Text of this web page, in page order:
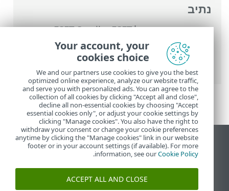
נתיב
העזרה המקוונת של ESET >
ESET Small
Business Security
>
עבודה עם ESET Small
Business Security
>הגדרות מתקדמות
הגנות
>בקרת התקנים > ניטור המיקרופון
הצג את האתר למחשב
End of Life
מאגר הידע של ESET
Your account, your
cookies choice
We and our partners use cookies to give you the best
optimized online experience, analyze our website traffic,
and serve you with personalized ads. You can agree to the
collection of all cookies by clicking "Accept all and close",
decline all non-essential cookies by choosing "Accept
essential cookies only", or adjust your cookie settings by
clicking "Manage cookies". You also have the right to
withdraw your consent or change your cookie preferences
anytime by clicking the "Manage cookies" link in our website
footer or in your account settings (if available). For more
information, see ourCookie Policy
.
ACCEPT ALL AND CLOSE